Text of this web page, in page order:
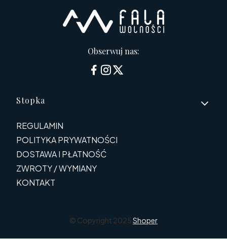
Obserwuj nas:
Linki w stopce
Stopka
REGULAMIN
POLITYKA PRYWATNOŚCI
DOSTAWA I PŁATNOŚĆ
ZWROTY / WYMIANY
KONTAKT
© Copyright 2025Shoper